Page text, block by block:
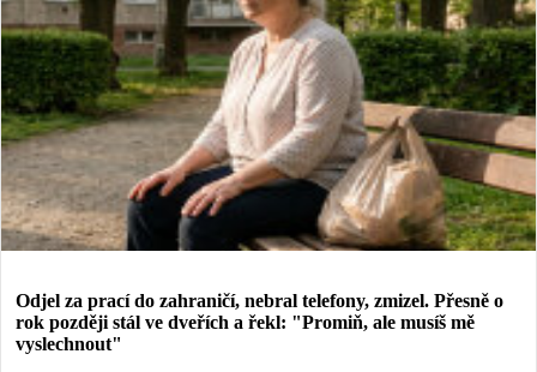
Odjel za prací do zahraničí, nebral telefony, zmizel. Přesně o
rok později stál ve dveřích a řekl: "Promiň, ale musíš mě
vyslechnout"